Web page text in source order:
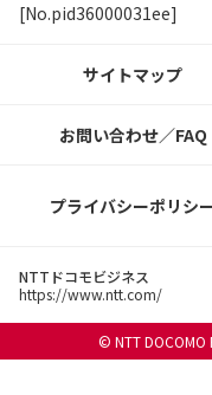
[No.pid36000031ee]
サイトマップ
お問い合わせ／FAQ
プライバシーポリシ
NTTドコモビジネス
https://www.ntt.com/
© NTT DOCOMO